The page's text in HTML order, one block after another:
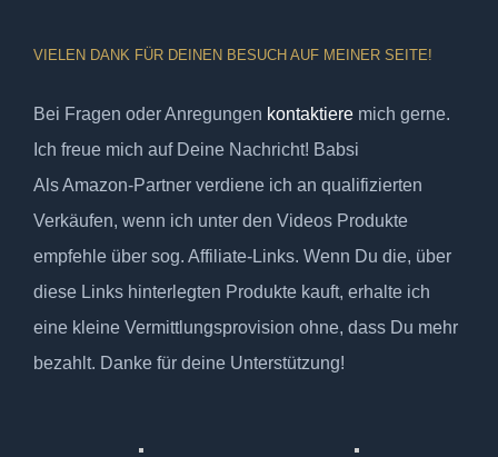
VIELEN DANK FÜR DEINEN BESUCH AUF MEINER SEITE!
Bei Fragen oder Anregungen kontaktiere mich gerne.
Ich freue mich auf Deine Nachricht! Babsi
Als Amazon-Partner verdiene ich an qualifizierten
Verkäufen, wenn ich unter den Videos Produkte
empfehle über sog. Affiliate-Links. Wenn Du die, über
diese Links hinterlegten Produkte kauft, erhalte ich
eine kleine Vermittlungsprovision ohne, dass Du mehr
bezahlt. Danke für deine Unterstützung!